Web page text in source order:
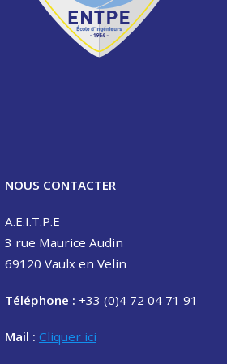
NOUS CONTACTER
A.E.I.T.P.E
3 rue Maurice Audin
69120 Vaulx en Velin
Téléphone : +33 (0)4 72 04 71 91
Mail : Cliquer ici